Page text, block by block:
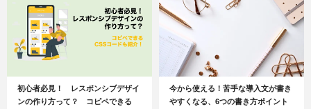
初心者必見！ レスポンシブデザイ
ンの作り方って？ コピペできる
今から使える！苦手な導入文が書き
やすくなる、6つの書き方ポイント